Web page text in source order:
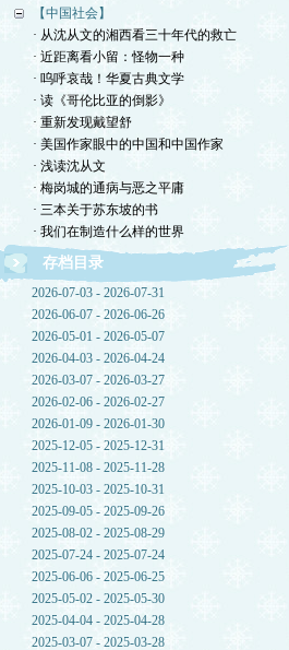
【中国社会】
· 从沈从文的湘西看三十年代的救亡
· 近距离看小留：怪物一种
· 呜呼哀哉！华夏古典文学
· 读《哥伦比亚的倒影》
· 重新发现戴望舒
· 美国作家眼中的中国和中国作家
· 浅读沈从文
· 梅岗城的通病与恶之平庸
· 三本关于苏东坡的书
· 我们在制造什么样的世界
存档目录
2026-07-03 - 2026-07-31
2026-06-07 - 2026-06-26
2026-05-01 - 2026-05-07
2026-04-03 - 2026-04-24
2026-03-07 - 2026-03-27
2026-02-06 - 2026-02-27
2026-01-09 - 2026-01-30
2025-12-05 - 2025-12-31
2025-11-08 - 2025-11-28
2025-10-03 - 2025-10-31
2025-09-05 - 2025-09-26
2025-08-02 - 2025-08-29
2025-07-24 - 2025-07-24
2025-06-06 - 2025-06-25
2025-05-02 - 2025-05-30
2025-04-04 - 2025-04-28
2025-03-07 - 2025-03-28